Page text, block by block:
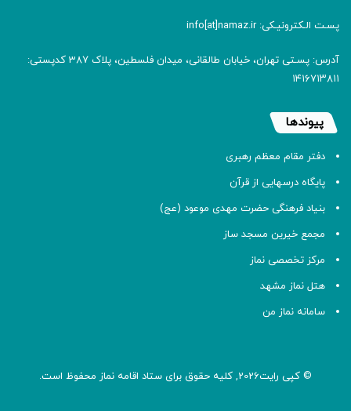
پسـت الـکترونیـکی: info[at]namaz.ir
آدرس: پسـتی تهران، خیابان طالقانی، میدان فلسطین، پلاک 387 کدپستی:
۱۴۱۶۷۱۳۸۱۱
پیوندها
دفتر مقام معظم رهبری
پایگاه درسهایی از قرآن
بنیاد فرهنگی حضرت مهدی موعود (عج)
مجمع خیرین مسجد ساز
مرکز تخصصی نماز
هتل نماز مشهد
سامانه نماز من
© کپی رایت2026, کلیه حقوق برای ستاد اقامه نماز محفوظ است.